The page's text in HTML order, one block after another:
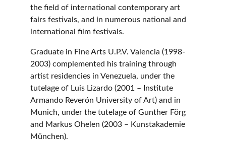
the field of international contemporary art
fairs festivals, and in numerous national and
international film festivals.
Graduate in Fine Arts U.P.V. Valencia (1998-
2003) complemented his training through
artist residencies in Venezuela, under the
tutelage of Luis Lizardo (2001 – Institute
Armando Reverón University of Art) and in
Munich, under the tutelage of Gunther Förg
and Markus Ohelen (2003 – Kunstakademie
München).